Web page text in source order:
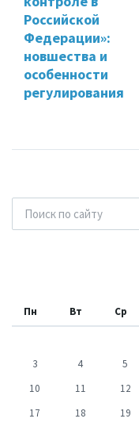
Российской
Федерации»:
новшества и
особенности
регулирования
Пн Вт Ср
3
4 5
10
11 12
17
18 19